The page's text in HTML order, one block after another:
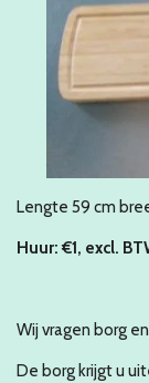
Lengte 59 cm
Huur: €1, excl.
Wij vragen borg
De borg krijgt u